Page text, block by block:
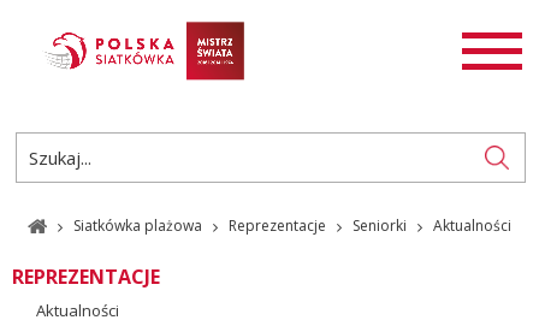
AKTUALNOŚCI
ROZGRYWKI
PL
EN
Siatkówka plażowa Reprezentacje Seniorki Aktualności
REPREZENTACJE
Aktualności